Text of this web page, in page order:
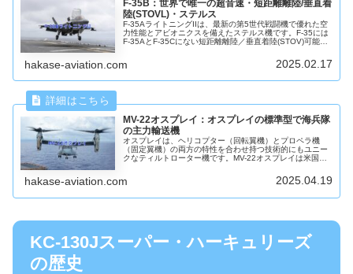
F-35B：世界で唯一の超音速・短距離離陸/垂直着
陸(STOVL)・ステルス
F-35AライトニングIIは、最新の第5世代戦闘機で優れた空
力性能とアビオニクスを備えたステルス機です。F-35には
F-35AとF-35Cにない短距離離陸／垂直着陸(STOV)可能な
hakase-aviation.com 2025.02.17
MV-22オスプレイ：オスプレイの標準型で海兵隊
の主力輸送機
オスプレイは、ヘリコプター（回転翼機）とプロペラ機
（固定翼機）の両方の特性を合わせ持つ技術的にもユニー
クなティルトローター機です。MV-22オスプレイは米国海
hakase-aviation.com 2025.04.19
KC-130Jスーパー・ハーキュリーズ
の歴史